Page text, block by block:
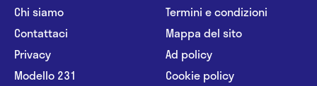
Chi siamo
Contattaci
Privacy
Modello 231
Termini e condizioni
Mappa del sito
Ad policy
Cookie policy